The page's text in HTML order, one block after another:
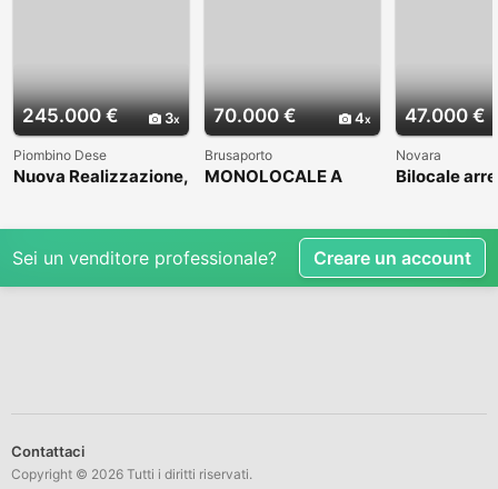
245.000 € 3
Piombino Dese
Nuova Realizzazione,
70.000 € 4
Brusaporto
MONOLOCALE A
47.000 €
Novara
Bilocale
Sei un venditore professionale? Creare un account
Contattaci
Copyright © 2026 Tutti i diritti riservati.